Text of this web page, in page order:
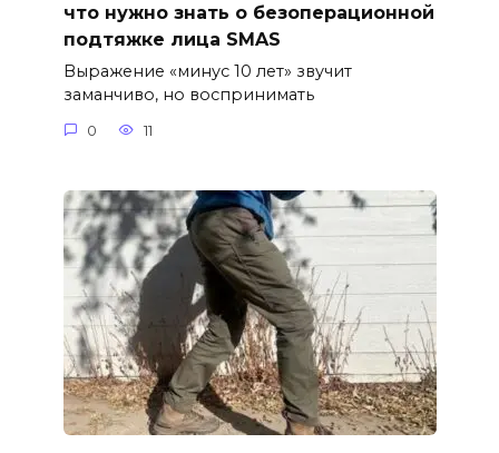
что нужно знать о безоперационной
подтяжке лица SMAS
Выражение «минус 10 лет» звучит
заманчиво, но воспринимать
0 11